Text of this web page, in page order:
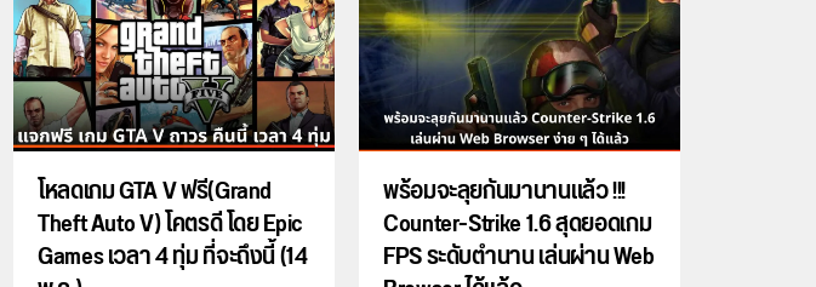
โหลดเกม GTA V ฟรี(Grand
Theft Auto V) โคตรดี โดย Epic
Games เวลา 4 ทุ่ม ที่จะถึงนี้ (14
พร้อมจะลุยกันมานานแล้ว !!!
Counter-Strike 1.6 สุดยอดเกม
FPS ระดับตำนาน เล่นผ่าน Web